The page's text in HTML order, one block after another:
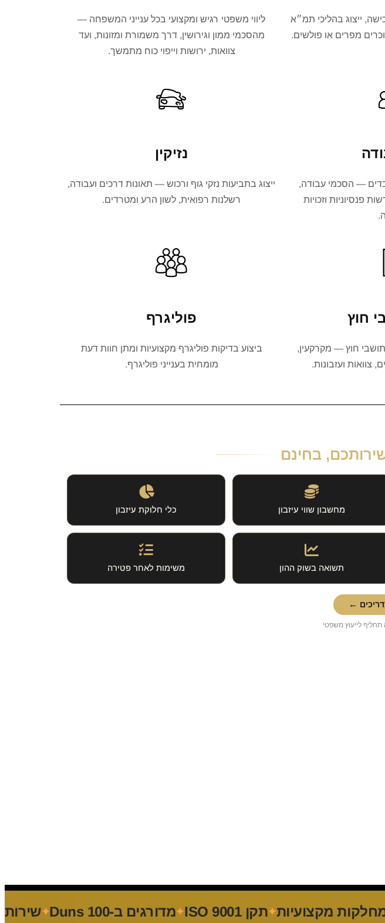
ייצוג בהליכי תמ״א
ליווי משפטי רגיש ומקצועי בכל ענייני המשפחה —
מהסכמי ממון וגירושין, דרך משמורת ומזונות, ועד
צוואות, ירושות וייפוי כוח מתמשך.
— הסכמי עבודה,
פנסיוניות וזכויות
נזיקין
ייצוג בתביעות נזקי גוף ורכוש — תאונות דרכים ועבודה,
רשלנות רפואית, לשון הרע ומטרדים.
חוץ
חוץ — מקרקעין,
צוואות ועזבונות.
פוליגרף
ביצוע בדיקות פוליגרף מקצועיות ומתן חוות דעת
מומחית בענייני פוליגרף.
בחינם
מחשבון שווי עיזבון כלי חלוקת עיזבון
תשואה בשוק ההון משימות לאחר פטירה
←
לייעוץ משפטי
תקן ISO 9001 מדורגים ב-Duns 100 שירות